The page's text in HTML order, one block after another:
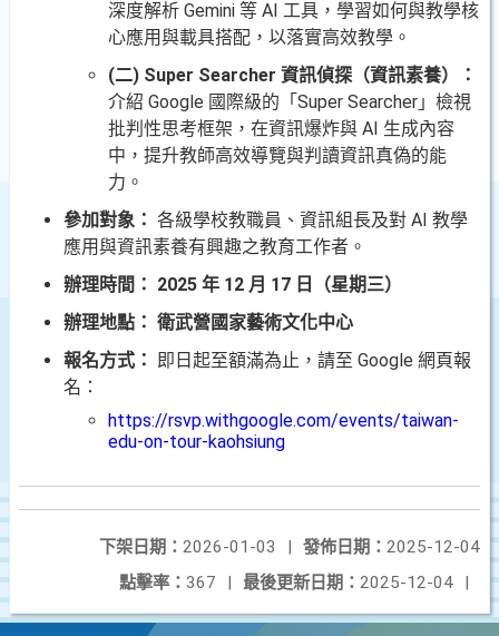
深度解析 Gemini 等 AI 工具，學習如何與教學核
心應用與載具搭配，以落實高效教學。
(二) Super Searcher 資訊偵探（資訊素養）：
介紹 Google 國際級的「Super Searcher」檢視
批判性思考框架，在資訊爆炸與 AI 生成內容
中，提升教師高效導覽與判讀資訊真偽的能
力。
參加對象： 各級學校教職員、資訊組長及對 AI 教學
應用與資訊素養有興趣之教育工作者。
辦理時間： 2025 年 12 月 17 日（星期三）
辦理地點： 衛武營國家藝術文化中心
報名方式： 即日起至額滿為止，請至 Google 網頁報
名：
https://rsvp.withgoogle.com/events/taiwan-
edu-on-tour-kaohsiung
發佈日期： 2025-12-04
下架日期： 2026-01-03
|
最後更新日期： 2025-12-04 |
點擊率： 367 |